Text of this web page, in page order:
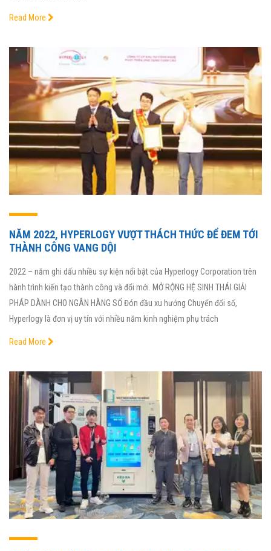
Read More
NĂM 2022, HYPERLOGY VƯỢT THÁCH THỨC ĐỂ ĐEM TỚI
THÀNH CÔNG VANG DỘI
2022 – năm ghi dấu nhiều sự kiện nổi bật của Hyperlogy Corporation trên
hành trình kiến tạo thành công và đổi mới. MỞ RỘNG HỆ SINH THÁI GIẢI
PHÁP DÀNH CHO NGÂN HÀNG SỐ Đón đầu xu hướng Chuyển đổi số,
Hyperlogy là đơn vị uy tín với nhiều năm kinh nghiệm phụ trách
Read More